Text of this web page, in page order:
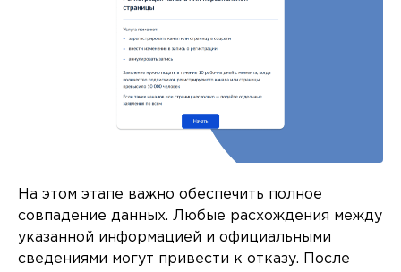
На этом этапе важно обеспечить полное
совпадение данных. Любые расхождения между
указанной информацией и официальными
сведениями могут привести к отказу. После